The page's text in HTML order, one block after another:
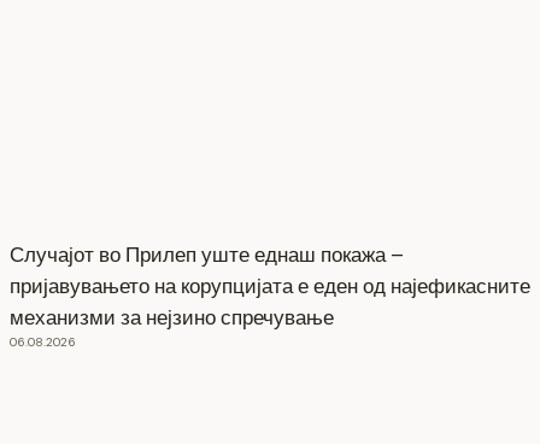
Случајот во Прилеп уште еднаш покажа –
пријавувањето на корупцијата е еден од најефикасните
механизми за нејзино спречување
06.08.2026